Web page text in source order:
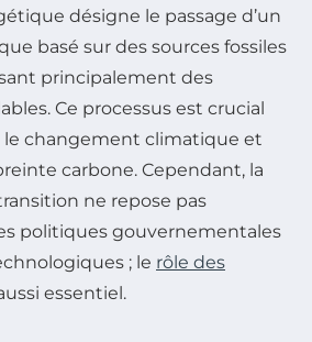
désigne le passage d’un
basé sur des sources fossiles
principalement des
Ce processus est crucial
changement climatique et
carbone. Cependant, la
ne repose pas
politiques gouvernementales
; le rôle des
essentiel.